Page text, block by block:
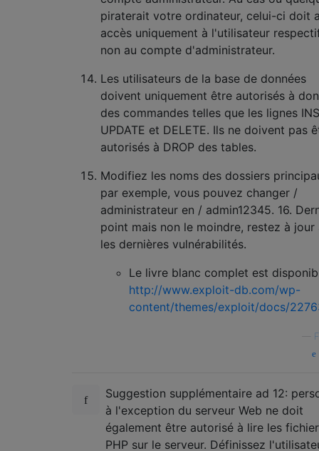
piraterait votre ordinateur, celui-ci doit
accès uniquement à l'utilisateur
non au compte d'administrateur.
Les utilisateurs de la base de données
doivent uniquement être autorisés à
des commandes telles que les lignes
UPDATE et DELETE. Ils ne doivent pas
autorisés à DROP des tables.
Modifiez les noms des dossiers
par exemple, vous pouvez changer /
administrateur en / admin12345. 16.
point mais non le moindre, restez à jour
les dernières vulnérabilités.
Le livre blanc complet est
http://www.exploit-db.com/wp-
content/themes/exploit/docs/
Suggestion supplémentaire ad 12:
à l'exception du serveur Web ne doit
également être autorisé à lire les
PHP sur le serveur. Définissez